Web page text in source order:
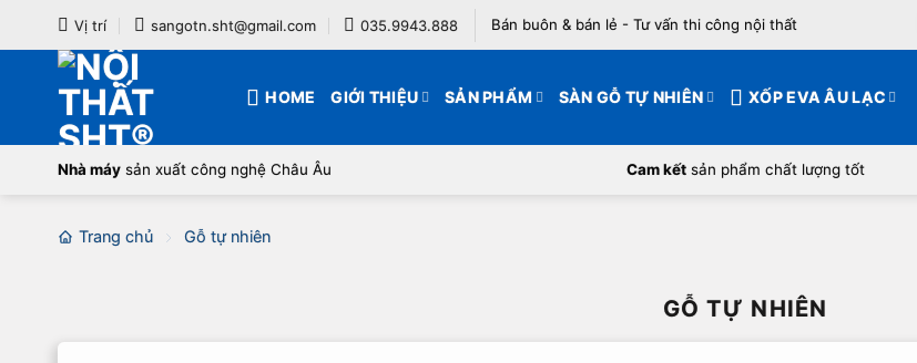
qua
Vị trí sangotn.sht@gmail.com 035.9943.888 Bán buôn & bán lẻ - Tư vấn thi công nội thất
HOME GIỚI THIỆU SẢN PHẨM SÀN GỖ TỰ NHIÊN XỐP EVA ÂU LẠC
Nhà máy sản xuất công nghệ Châu Âu Cam kếtsản phẩm chất lượng tốt
Trang chủ Gỗ tự nhiên
GỖ TỰ NHIÊN